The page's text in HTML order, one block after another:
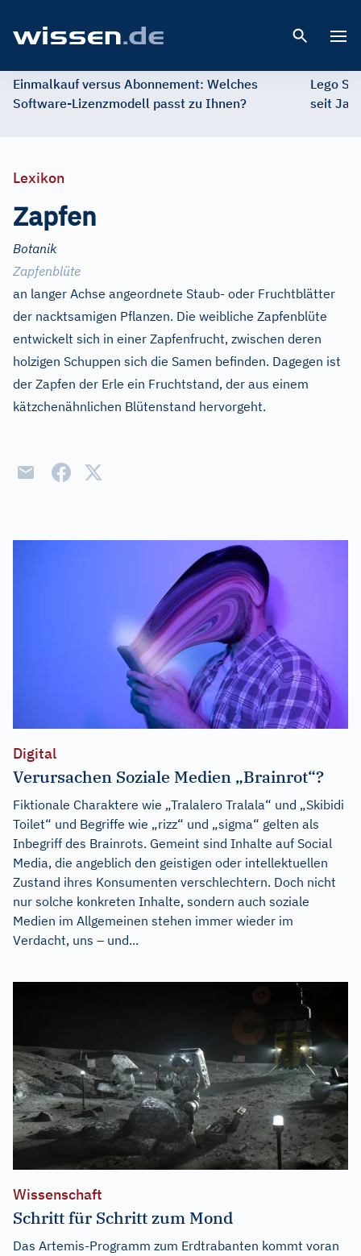
Einmalkauf versus Abonnement: Welches
Software-Lizenzmodell passt zu Ihnen?
Lego
seit
Lexikon
Zapfen
Botanik
Zapfenblüte
an langer Achse angeordnete Staub- oder Fruchtblätter
der nacktsamigen Pflanzen. Die weibliche Zapfenblüte
entwickelt sich in einer Zapfenfrucht, zwischen deren
holzigen Schuppen sich die Samen befinden. Dagegen ist
der Zapfen der Erle ein Fruchtstand, der aus einem
kätzchenähnlichen Blütenstand hervorgeht.
Digital
Verursachen Soziale Medien „Brainrot“?
Fiktionale Charaktere wie „Tralalero Tralala“ und „Skibidi
Toilet“ und Begriffe wie „rizz“ und „sigma“ gelten als
Inbegriff des Brainrots. Gemeint sind Inhalte auf Social
Media, die angeblich den geistigen oder intellektuellen
Zustand ihres Konsumenten verschlechtern. Doch nicht
nur solche konkreten Inhalte, sondern auch soziale
Medien im Allgemeinen stehen immer wieder im
Verdacht, uns – und...
Wissenschaft
Schritt für Schritt zum Mond
Das Artemis-Programm zum Erdtrabanten kommt voran